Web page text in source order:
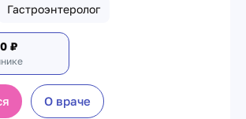
Гастроэнтеролог
₽
О враче